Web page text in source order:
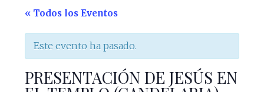
« Todos los Eventos
Este evento ha pasado.
PRESENTACIÓN DE JESÚS EN